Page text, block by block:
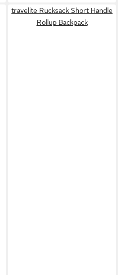
travelite Rucksack Short Handle
Rollup Backpack